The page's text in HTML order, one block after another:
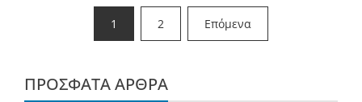
Σελιδοποίηση
άρθρων
1 2 Επόμενα
ΠΡΌΣΦΑΤΑ ΆΡΘΡΑ